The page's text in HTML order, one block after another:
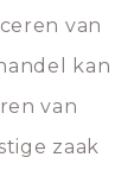
van
kan
van
zaak